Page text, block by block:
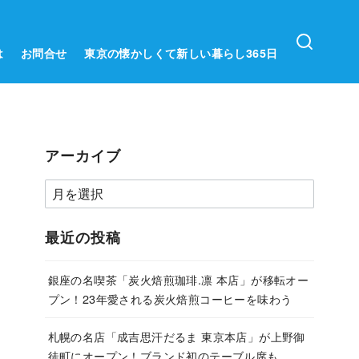
お問合せ 東京の懐かしくて新しい暮らし365日
アーカイブ
ア
ー
カ
ブ
最近の投稿
銀座の名喫茶「炭火焙煎珈琲.凛 本店」が移転オー
プン！23年愛される炭火焙煎コーヒーを味わう
札幌の名店「成吉思汗だるま 東京本店」が上野御
徒町にオープン！ブランド初のテーブル席も